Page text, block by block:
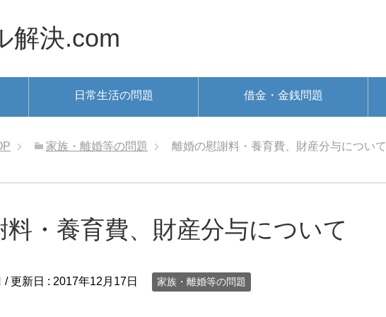
解決.com
日常生活の問題 借金・金銭問題
家族・離婚等の問題 離婚の慰謝料・養育費、財産分与について
料・養育費、財産分与について
/ 更新日 : 2017年12月17日 家族・離婚等の問題